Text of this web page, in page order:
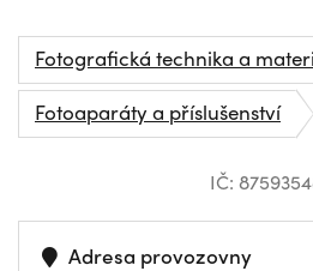
Fotografická technika a
Fotoaparáty a příslušenství
IČ:
Adresa provozovny